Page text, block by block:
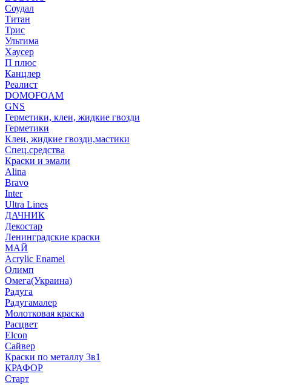
Соудал
Титан
Трис
Ультима
Хаусер
П плюс
Канцлер
Реалист
DOMOFOAM
GNS
Герметики, клеи, жидкие гвозди
Герметики
Клеи, жидкие гвозди,мастики
Спец.средства
Краски и эмали
Alina
Bravo
Inter
Ultra Lines
ДАЧНИК
Декостар
Ленинградские краски
МАЙ
Acrylic Enamel
Олимп
Омега(Украина)
Радуга
Радугамалер
Молотковая краска
Расцвет
Elcon
Сайвер
Краски по металлу 3в1
КРАФОР
Старт